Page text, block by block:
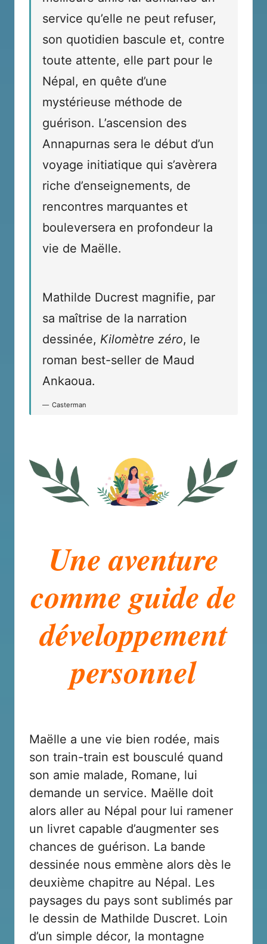
service qu’elle ne peut refuser,
son quotidien bascule et, contre
toute attente, elle part pour le
Népal, en quête d’une
mystérieuse méthode de
guérison. L’ascension des
Annapurnas sera le début d’un
voyage initiatique qui s’avèrera
riche d’enseignements, de
rencontres marquantes et
bouleversera en profondeur la
vie de Maëlle.
Mathilde Ducrest magnifie, par
sa maîtrise de la narration
dessinée, Kilomètre zéro, le
roman best-seller de Maud
Ankaoua.
Casterman
Une aventure
comme guide de
développement
personnel
Maëlle a une vie bien rodée, mais
son train-train est bousculé quand
son amie malade, Romane, lui
demande un service. Maëlle doit
alors aller au Népal pour lui ramener
un livret capable d’augmenter ses
chances de guérison. La bande
dessinée nous emmène alors dès le
deuxième chapitre au Népal. Les
paysages du pays sont sublimés par
le dessin de Mathilde Duscret. Loin
d’un simple décor, la montagne